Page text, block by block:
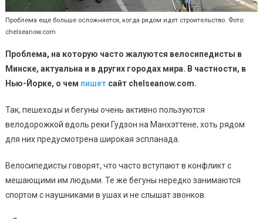
Проблема еще больше осложняется, когда рядом идет строительство. Фото:
chelseanow.com
Проблема, на которую часто жалуются велосипедисты в
Минске, актуальна и в других городах мира. В частности, в
Нью-Йорке, о чем пишетсайт chelseanow.com.
Так, пешеходы и бегуны очень активно пользуются
велодорожкой вдоль реки Гудзон на Манхэттене, хоть рядом
для них предусмотрена широкая эспланада.
Велосипедисты говорят, что часто вступают в конфликт с
мешающими им людьми. Те же бегуны нередко занимаются
спортом с наушниками в ушах и не слышат звонков.